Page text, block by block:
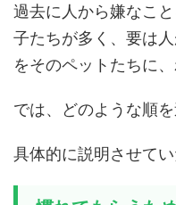
過去に人から嫌なこ
子たちが多く、要は
をそのペットたちに
では、どのような順
具体的に説明させて